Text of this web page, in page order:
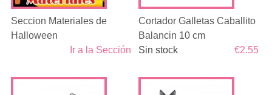
Seccion Materiales de
Halloween
Ir a la Sección
Cortador Galletas Caballito
Balancin 10 cm
€2.55
Sin stock